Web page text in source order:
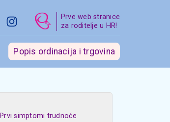
Prve web stranice
za roditelje u HR!
Popis ordinacija i trgovina
Prvi simptomi trudnoće